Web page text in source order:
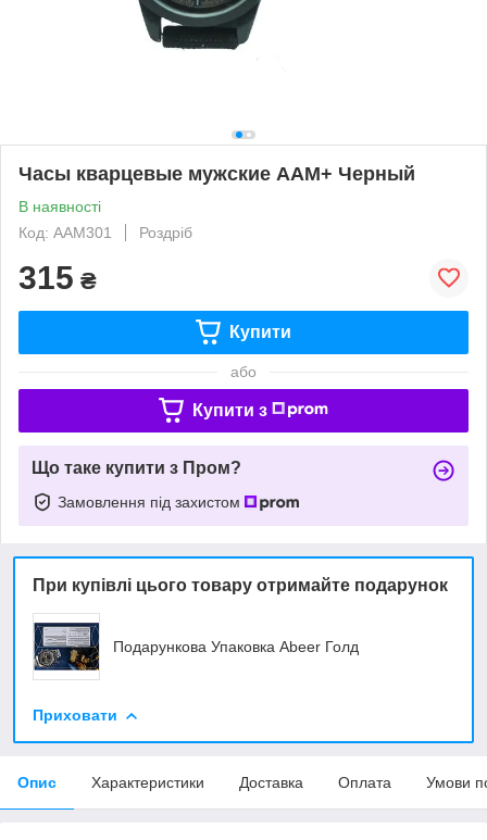
Часы кварцевые мужские AAM+ Черный
В наявності
Код: ААМ301
Роздріб
315 ₴
Купити
або
Купити з
Що таке купити з Пром?
Замовлення під захистом
При купівлі цього товару отримайте подарунок
Подарункова Упаковка Abeer Голд
Приховати
Опис Характеристики Доставка Оплата Умови